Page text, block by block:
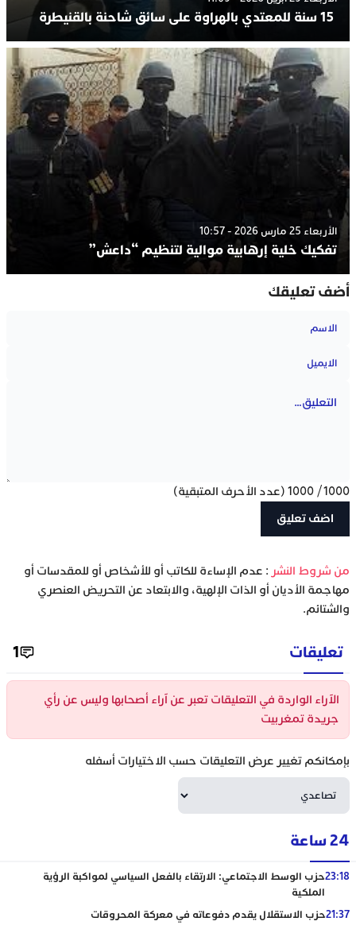
الأربعاء 25 مارس 2026 - 10:57
تفكيك خلية إرهابية موالية لتنظيم “داعش”
أضف تعليقك
1000
/
1000 (عدد الأحرف المتبقية)
‫من شروط النشر : عدم الإساءة للكاتب أو للأشخاص أو للمقدسات أو
مهاجمة الأديان أو الذات الإلهية، والابتعاد عن التحريض العنصري
والشتائم.
تعليقات 1
الآراء الواردة في التعليقات تعبر عن آراء أصحابها وليس عن رأي
جريدة تمغربيت
بإمكانكم تغيير عرض التعليقات حسب الاختيارات أسفله
24 ساعة
23:18حزب الوسط الاجتماعي: الارتقاء بالفعل السياسي لمواكبة الرؤية
الملكية
21:37حزب الاستقلال يقدم دفوعاته في معركة المحروقات